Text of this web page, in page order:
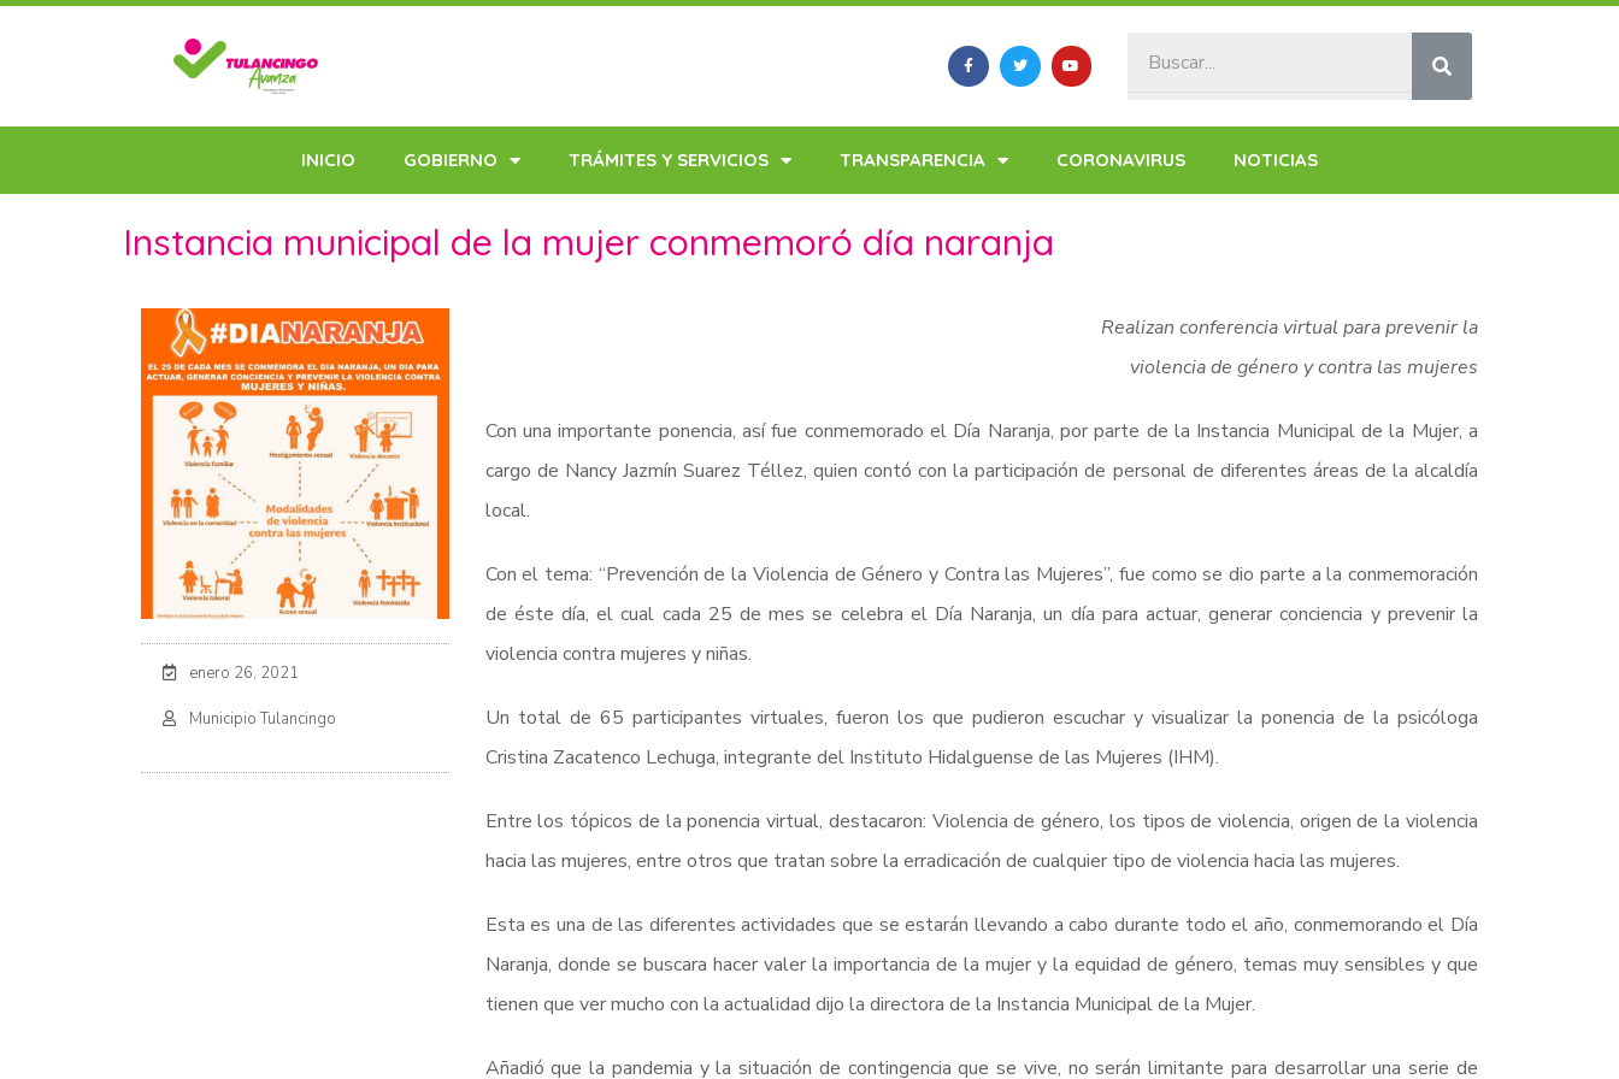
INICIO GOBIERNO TRÁMITES Y SERVICIOS TRANSPARENCIA CORONAVIRUS NOTICIAS
Instancia municipal de la mujer conmemoró día naranja
enero 26, 2021
Municipio Tulancingo
Realizan conferencia virtual para prevenir la
violencia de género y contra las mujeres
Con una importante ponencia, así fue conmemorado el Día Naranja, por parte de la Instancia Municipal de la Mujer, a
cargo de Nancy Jazmín Suarez Téllez, quien contó con la participación de personal de diferentes áreas de la alcaldía
local.
Con el tema: “Prevención de la Violencia de Género y Contra las Mujeres”, fue como se dio parte a la conmemoración
de éste día, el cual cada 25 de mes se celebra el Día Naranja, un día para actuar, generar conciencia y prevenir la
violencia contra mujeres y niñas.
Un total de 65 participantes virtuales, fueron los que pudieron escuchar y visualizar la ponencia de la psicóloga
Cristina Zacatenco Lechuga, integrante del Instituto Hidalguense de las Mujeres (IHM).
Entre los tópicos de la ponencia virtual, destacaron: Violencia de género, los tipos de violencia, origen de la violencia
hacia las mujeres, entre otros que tratan sobre la erradicación de cualquier tipo de violencia hacia las mujeres.
Esta es una de las diferentes actividades que se estarán llevando a cabo durante todo el año, conmemorando el Día
Naranja, donde se buscara hacer valer la importancia de la mujer y la equidad de género, temas muy sensibles y que
tienen que ver mucho con la actualidad dijo la directora de la Instancia Municipal de la Mujer.
Añadió que la pandemia y la situación de contingencia que se vive, no serán limitante para desarrollar una serie de